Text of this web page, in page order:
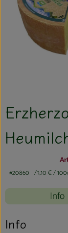
Kühltheke
Aktionen &
Naturkost
So geht´s
Über uns
Veranstaltungen
#20860 3,10 €/
Info
Info